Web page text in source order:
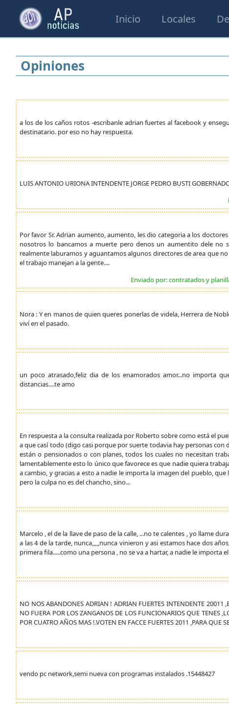
Inicio Locales
Opiniones
a los de los caños rotos -escribanle adrian fuertes al facebook y
destinatario. por eso no hay respuesta.
LUIS ANTONIO URIONA INTENDENTE JORGE PEDRO BUSTI
Por favor Sr. Adrian aumento, aumento, les dio categoria a los
nosotros lo bancamos a muerte pero denos un aumentito dele no
realmente laburamos y aguantamos algunos directores de area que
el trabajo manejan a la gente....
Enviado por: contratados y
Nora : Y en manos de quien queres ponerlas de videla, Herrera de
viví en el pasado.
un poco atrasado,feliz dia de los enamorados amor...no importa
distancias....te amo
En respuesta a la consulta realizada por Roberto sobre como está el
a que casí todo (digo casi porque por suerte todavia hay personas
están o pensionados o con planes, todos los cuales no necesitan
lamentablemente esto lo único que favorece es que nadie quiera
a cambio, y gracias a esto a nadie le importa la imagen del pueblo,
pero la culpa no es del chancho, sino...
Marcelo , el de la llave de paso de la calle, ...no te calentes , yo llame
a las 4 de la tarde, nunca,,,,,nunca vinieron y asi estamos hace dos
primera fila.....como una persona , no se va a hartar, a nadie le importa
NO NOS ABANDONES ADRIAN ! ADRIAN FUERTES INTENDENTE 20011
NO FUERA POR LOS ZANGANOS DE LOS FUNCIONARIOS QUE TENES
POR CUATRO AÑOS MAS !.VOTEN EN FACCE FUERTES 2011 ,PARA QUE
vendo pc network,semi nueva con programas instalados .15448427